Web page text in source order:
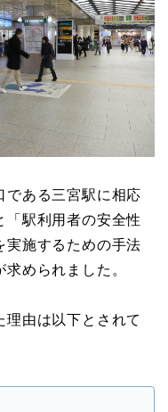
である三宮駅に相応
「駅利用者の安全性
実施するための手法
められました。
由は以下とされて